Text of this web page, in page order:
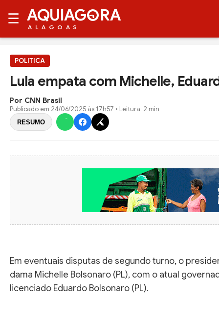
☰ AQUIAG RA
ALAGOAS
POLITICA
Lula empata com Michelle,
Por CNN Brasil
Publicado em 24/06/2025 às 17h57 • Leitura: 2 min
RESUMO
Em eventuais disputas de segundo turno, o
dama Michelle Bolsonaro (PL), com o atual
licenciado Eduardo Bolsonaro (PL).